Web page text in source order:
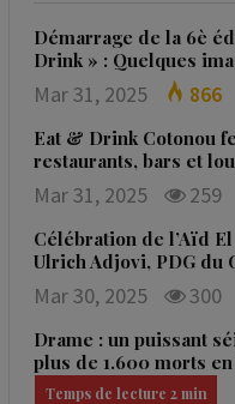
Démarrage de la 6è
Drink » : Quelques
Mar 31, 2025 866
Eat & Drink Cotonou
restaurants, bars et
Mar 31, 2025 259
Célébration de l’Aïd
Ulrich Adjovi, PDG du
Mar 30, 2025 300
Drame : un puissant
plus de 1.600 morts